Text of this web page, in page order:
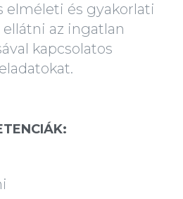
elméleti és gyakorlati
az ingatlan
kapcsolatos